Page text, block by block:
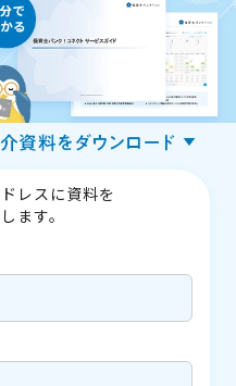
レスに資料を
ます。